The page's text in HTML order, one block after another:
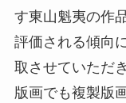
す東山魁夷の作
評価される傾向
取させていただ
版画でも複製版